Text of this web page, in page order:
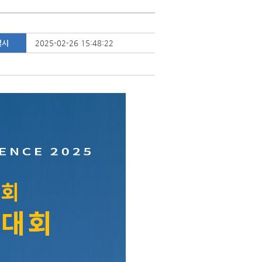
2025-02-26 15:48:22